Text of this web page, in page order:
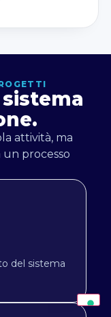
attività, ma
processo
del sistema